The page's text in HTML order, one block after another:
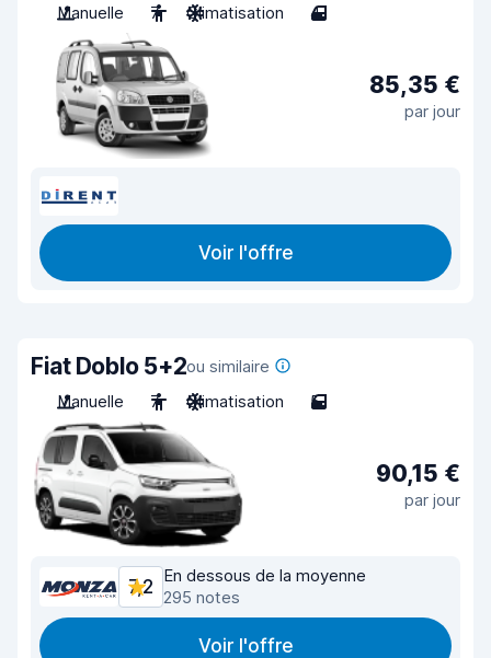
Manuelle
7 Climatisation 4
85,35 €
par jour
Voir l'offre
Fiat Doblo 5+2ou similaire
Manuelle
7 Climatisation 5
90,15 €
par jour
7,2
En dessous de la moyenne
295 notes
Voir l'offre